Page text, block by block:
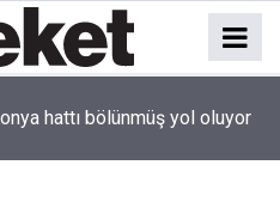
hattı bölünmüş yol oluyor